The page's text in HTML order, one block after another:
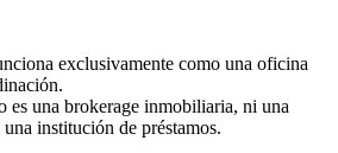
exclusivamente como una oficina
es una brokerage inmobiliaria, ni una
institución de préstamos.